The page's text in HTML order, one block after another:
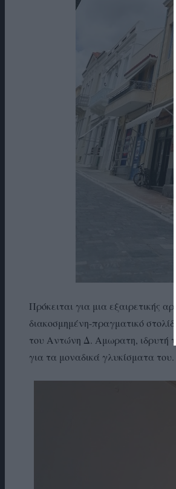
Πρόκειται για μια εξαιρετικής
διακοσμημένη-πραγματικό
του Αντώνη Δ. Αμωρατη, ιδρυτή
για τα μοναδικά γλυκίσματα του.